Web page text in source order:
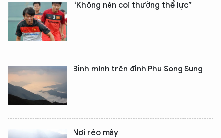
“Không nên coi thường thể lực”
Bình minh trên đỉnh Phu Song Sung
Nơi rẻo mây
XIN CHÀO,
TÔI LÀ CHATBOT CỦA
Hãy hỏi tôi bất kỳ điều gì bạn cần biết về